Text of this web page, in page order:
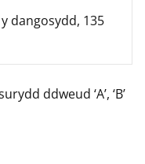
dangosydd, 135
ddweud ‘A’, ‘B’